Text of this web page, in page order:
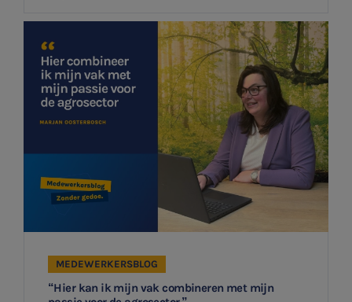
“Hier kan ik mijn vak combineren met mijn
MEDEWERKERSBLOG